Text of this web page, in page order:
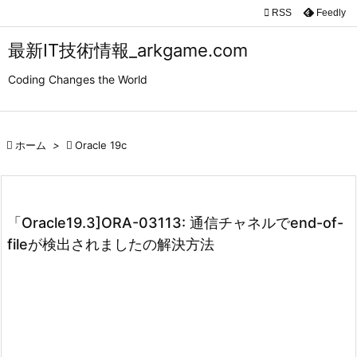
最新IT技術情報_arkgame.com
Coding Changes the World


検索
 RSS Feedly
 ホーム >  Oracle 19c
「Oracle19.3]ORA-03113: 通信チャネルでend-of-
fileが検出されましたの解決方法